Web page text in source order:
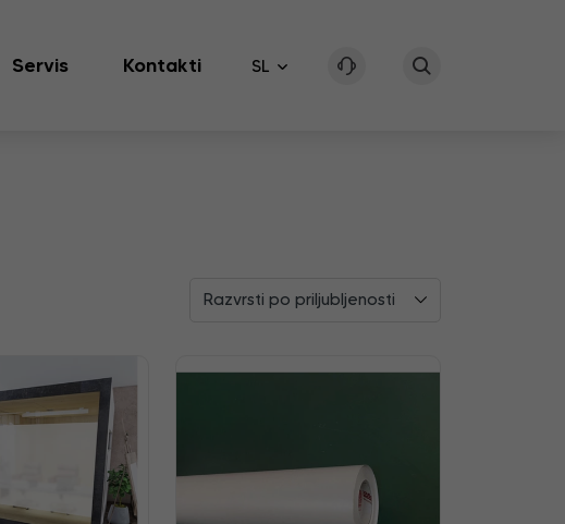
Servis Kontakti SL
Razvrsti po priljubljenosti